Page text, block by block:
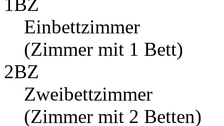
1BZ
Einbettzimmer
(Zimmer mit 1 Bett)
2BZ
Zweibettzimmer
(Zimmer mit 2 Betten)